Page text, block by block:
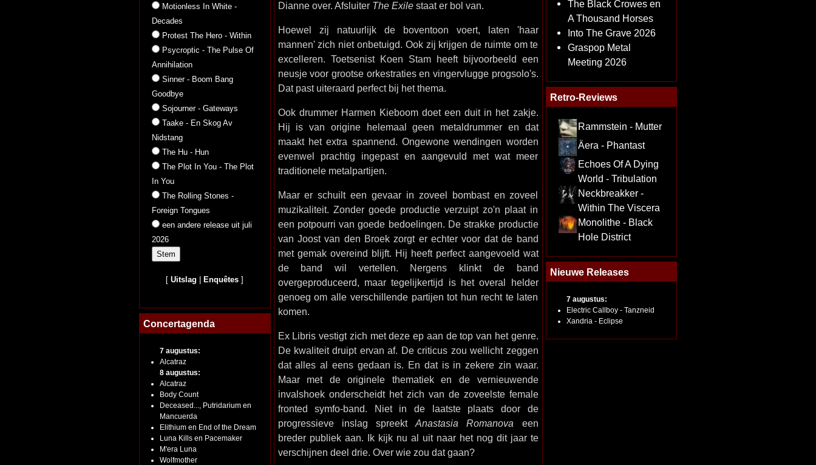
Motionless In White -
Decades
Protest The Hero - Within
Psycroptic - The Pulse Of
Annihilation
Sinner - Boom Bang
Goodbye
Sojourner - Gateways
Taake - En Skog Av
Nidstang
The Hu - Hun
The Plot In You - The Plot
In You
The Rolling Stones -
Foreign Tongues
een andere release uit juli
2026
[Uitslag Enquêtes ]
Concertagenda
7 augustus:
Alcatraz
8 augustus:
Alcatraz
Body Count
Deceased..., Putridarium en
Mancuerda
Elithium en End of the Dream
Luna Kills en Pacemaker
M'era Luna
Wolfmother
Dianne over. Afsluiter The Exilestaat er bol van.
Hoewel zij natuurlijk de boventoon voert, laten 'haar
mannen' zich niet onbetuigd. Ook zij krijgen de ruimte om te
excelleren. Toetsenist Koen Stam heeft bijvoorbeeld een
neusje voor grootse orkestraties en vingervlugge progsolo's.
Dat past uiteraard perfect bij het thema.
Ook drummer Harmen Kieboom doet een duit in het zakje.
Hij is van origine helemaal geen metaldrummer en dat
maakt het extra spannend. Ongewone wendingen worden
evenwel prachtig ingepast en aangevuld met wat meer
traditionele metalpartijen.
Maar er schuilt een gevaar in zoveel bombast en zoveel
muzikaliteit. Zonder goede productie verzuipt zo'n plaat in
een potpourri van goede bedoelingen. De strakke productie
van Joost van den Broek zorgt er echter voor dat de band
met gemak overeind blijft. Hij heeft perfect aangevoeld wat
de band wil vertellen. Nergens klinkt de band
overgeproduceerd, maar tegelijkertijd is het overal helder
genoeg om alle verschillende partijen tot hun recht te laten
komen.
Ex Libris vestigt zich met deze ep aan de top van het genre.
De kwaliteit druipt ervan af. De criticus zou wellicht zeggen
dat alles al eens gedaan is. En dat is in zekere zin waar.
Maar met de originele thematiek en de vernieuwende
invalshoek onderscheidt het zich van de zoveelste female
fronted symfo-band. Niet in de laatste plaats door de
progressieve inslag spreektAnastasia Romanova een
breder publiek aan. Ik kijk nu al uit naar het nog dit jaar te
verschijnen deel drie. Over wie zou dat gaan?
The Black Crowes en
A Thousand Horses
Into The Grave 2026
Graspop Metal
Meeting 2026
Retro-Reviews
Rammstein - Mutter
Äera - Phantast
Echoes Of A Dying
World - Tribulation
Neckbreakker -
Within The Viscera
Monolithe - Black
Hole District
Nieuwe Releases
7 augustus:
Electric Callboy - Tanzneid
Xandria - Eclipse